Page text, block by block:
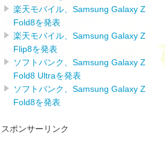
楽天モバイル、Samsung Galaxy Z
Fold8を発表
楽天モバイル、Samsung Galaxy Z
Flip8を発表
ソフトバンク、Samsung Galaxy Z
Fold8 Ultraを発表
ソフトバンク、Samsung Galaxy Z
Fold8を発表
スポンサーリンク